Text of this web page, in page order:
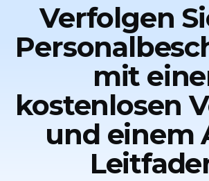
Verfolgen
mit
kostenlosen
und einem